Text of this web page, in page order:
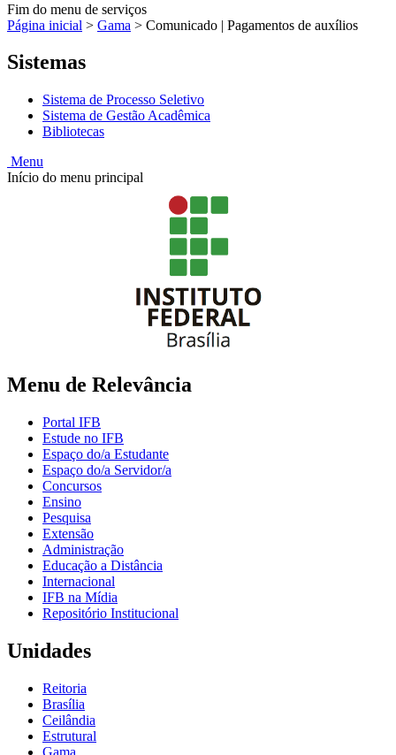
Fim do menu de serviços
Página inicial > Gama > Comunicado | Pagamentos de auxílios
Sistemas
Sistema de Processo Seletivo
Sistema de Gestão Acadêmica
Bibliotecas
Menu
Início do menu principal
Menu de Relevância
Portal IFB
Estude no IFB
Espaço do/a Estudante
Espaço do/a Servidor/a
Concursos
Ensino
Pesquisa
Extensão
Administração
Educação a Distância
Internacional
IFB na Mídia
Repositório Institucional
Unidades
Reitoria
Brasília
Ceilândia
Estrutural
Gama